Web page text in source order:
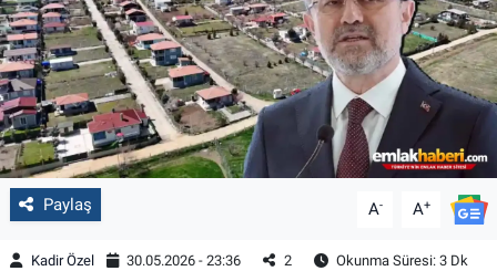
Paylaş A- A+
Kadir Özel 30.05.2026 - 23:36 2 Okunma Süresi: 3 Dk